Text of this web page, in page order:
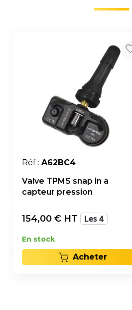
Réf : A62BC4
Valve TPMS snap in a
capteur pression
154,00 € HT Les 4
En stock
Acheter